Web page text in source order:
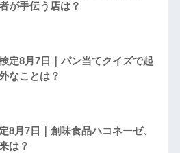
が手伝う店は？
定8月7日｜パン当てクイズで起
なことは？
8月7日｜創味食品ハコネーゼ、
は？